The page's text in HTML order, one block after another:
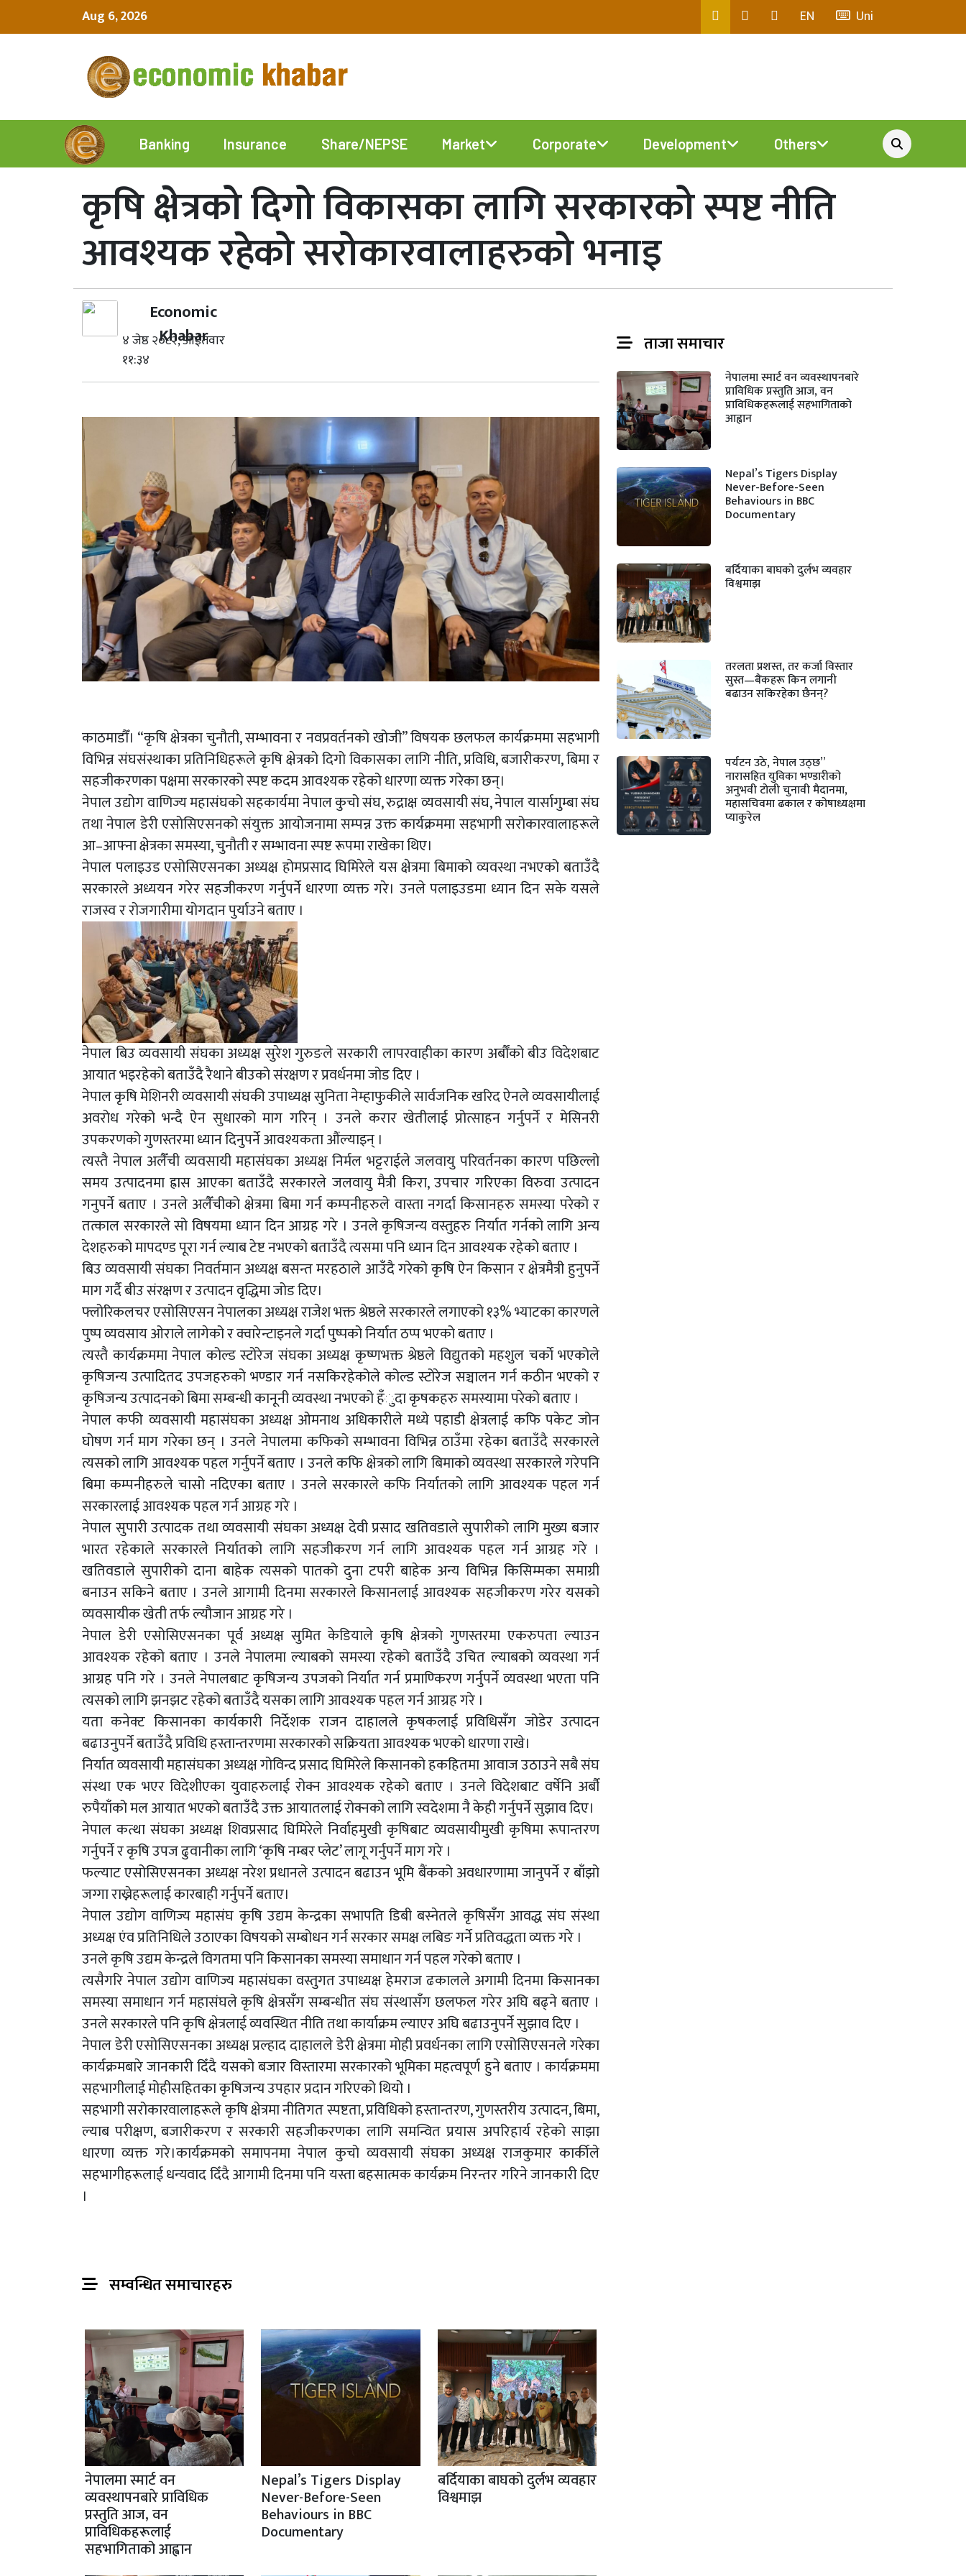
Aug 6, 2026 EN Uni
Banking Insurance Share/NEPSE Market Corporate Development Others
कृषि क्षेत्रको दिगो विकासका लागि सरकारको स्पष्ट नीति
आवश्यक रहेको सरोकारवालाहरुको भनाइ
Economic
Khabar
४ जेष्ठ २०८२, आईतवार
११:३४
काठमाडौँ। “कृषि क्षेत्रका चुनौती, सम्भावना र नवप्रवर्तनको खोजी” विषयक छलफल कार्यक्रममा सहभागी
विभिन्न संघसंस्थाका प्रतिनिधिहरूले कृषि क्षेत्रको दिगो विकासका लागि नीति, प्रविधि, बजारीकरण, बिमा र
सहजीकरणका पक्षमा सरकारको स्पष्ट कदम आवश्यक रहेको धारणा व्यक्त गरेका छन्।
नेपाल उद्योग वाणिज्य महासंघको सहकार्यमा नेपाल कुचो संघ, रुद्राक्ष व्यवसायी संघ, नेपाल यार्सागुम्बा संघ
तथा नेपाल डेरी एसोसिएसनको संयुक्त आयोजनामा सम्पन्न उक्त कार्यक्रममा सहभागी सरोकारवालाहरूले
आ–आफ्ना क्षेत्रका समस्या, चुनौती र सम्भावना स्पष्ट रूपमा राखेका थिए।
नेपाल पलाइउड एसोसिएसनका अध्यक्ष होमप्रसाद घिमिरेले यस क्षेत्रमा बिमाको व्यवस्था नभएको बताउँदै
सरकारले अध्ययन गरेर सहजीकरण गर्नुपर्ने धारणा व्यक्त गरे। उनले पलाइउडमा ध्यान दिन सके यसले
राजस्व र रोजगारीमा योगदान पुर्याउने बताए ।
नेपाल बिउ व्यवसायी संघका अध्यक्ष सुरेश गुरुङले सरकारी लापरवाहीका कारण अर्बौंको बीउ विदेशबाट
आयात भइरहेको बताउँदै रैथाने बीउको संरक्षण र प्रवर्धनमा जोड दिए ।
नेपाल कृषि मेशिनरी व्यवसायी संघकी उपाध्यक्ष सुनिता नेम्हाफुकीले सार्वजनिक खरिद ऐनले व्यवसायीलाई
अवरोध गरेको भन्दै ऐन सुधारको माग गरिन् । उनले करार खेतीलाई प्रोत्साहन गर्नुपर्ने र मेसिनरी
उपकरणको गुणस्तरमा ध्यान दिनुपर्ने आवश्यकता औंल्याइन् ।
त्यस्तै नेपाल अलैँची व्यवसायी महासंघका अध्यक्ष निर्मल भट्टराईले जलवायु परिवर्तनका कारण पछिल्लो
समय उत्पादनमा ह्रास आएका बताउँदै सरकारले जलवायु मैत्री किरा, उपचार गरिएका विरुवा उत्पादन
गनुपर्ने बताए । उनले अलैँचीको क्षेत्रमा बिमा गर्न कम्पनीहरुले वास्ता नगर्दा किसानहरु समस्या परेको र
तत्काल सरकारले सो विषयमा ध्यान दिन आग्रह गरे । उनले कृषिजन्य वस्तुहरु निर्यात गर्नको लागि अन्य
देशहरुको मापदण्ड पूरा गर्न ल्याब टेष्ट नभएको बताउँदै त्यसमा पनि ध्यान दिन आवश्यक रहेको बताए ।
बिउ व्यवसायी संघका निवर्तमान अध्यक्ष बसन्त मरहठाले आउँदै गरेको कृषि ऐन किसान र क्षेत्रमैत्री हुनुपर्ने
माग गर्दै बीउ संरक्षण र उत्पादन वृद्धिमा जोड दिए।
फ्लोरिकलचर एसोसिएसन नेपालका अध्यक्ष राजेश भक्त श्रेष्ठले सरकारले लगाएको १३% भ्याटका कारणले
पुष्प व्यवसाय ओराले लागेको र क्वारेन्टाइनले गर्दा पुष्पको निर्यात ठप्प भएको बताए ।
त्यस्तै कार्यक्रममा नेपाल कोल्ड स्टोरेज संघका अध्यक्ष कृष्णभक्त श्रेष्ठले विद्युतको महशुल चर्काे भएकोले
कृषिजन्य उत्पादितद उपजहरुको भण्डार गर्न नसकिरहेकोले कोल्ड स्टोरेज सञ्चालन गर्न कठीन भएको र
कृषिजन्य उत्पादनको बिमा सम्बन्धी कानूनी व्यवस्था नभएको हँुदा कृषकहरु समस्यामा परेको बताए ।
नेपाल कफी व्यवसायी महासंघका अध्यक्ष ओमनाथ अधिकारीले मध्ये पहाडी क्षेत्रलाई कफि पकेट जोन
घोषण गर्न माग गरेका छन् । उनले नेपालमा कफिको सम्भावना विभिन्न ठाउँमा रहेका बताउँदै सरकारले
त्यसको लागि आवश्यक पहल गर्नुपर्ने बताए । उनले कफि क्षेत्रको लागि बिमाको व्यवस्था सरकारले गरेपनि
बिमा कम्पनीहरुले चासो नदिएका बताए । उनले सरकारले कफि निर्यातको लागि आवश्यक पहल गर्न
सरकारलाई आवश्यक पहल गर्न आग्रह गरे ।
नेपाल सुपारी उत्पादक तथा व्यवसायी संघका अध्यक्ष देवी प्रसाद खतिवडाले सुपारीको लागि मुख्य बजार
भारत रहेकाले सरकारले निर्यातको लागि सहजीकरण गर्न लागि आवश्यक पहल गर्न आग्रह गरे ।
खतिवडाले सुपारीको दाना बाहेक त्यसको पातको दुना टपरी बाहेक अन्य विभिन्न किसिम्मका समाग्री
बनाउन सकिने बताए । उनले आगामी दिनमा सरकारले किसानलाई आवश्यक सहजीकरण गरेर यसको
व्यवसायीक खेती तर्फ ल्यौजान आग्रह गरे ।
नेपाल डेरी एसोसिएसनका पूर्व अध्यक्ष सुमित केडियाले कृषि क्षेत्रको गुणस्तरमा एकरुपता ल्याउन
आवश्यक रहेको बताए । उनले नेपालमा ल्याबको समस्या रहेको बताउँदै उचित ल्याबको व्यवस्था गर्न
आग्रह पनि गरे । उनले नेपालबाट कृषिजन्य उपजको निर्यात गर्न प्रमाण्किरण गर्नुपर्ने व्यवस्था भएता पनि
त्यसको लागि झनझट रहेको बताउँदै यसका लागि आवश्यक पहल गर्न आग्रह गरे ।
यता कनेक्ट किसानका कार्यकारी निर्देशक राजन दाहालले कृषकलाई प्रविधिसँग जोडेर उत्पादन
बढाउनुपर्ने बताउँदै प्रविधि हस्तान्तरणमा सरकारको सक्रियता आवश्यक भएको धारणा राखे।
निर्यात व्यवसायी महासंघका अध्यक्ष गोविन्द प्रसाद घिमिरेले किसानको हकहितमा आवाज उठाउने सबै संघ
संस्था एक भएर विदेशीएका युवाहरुलाई रोक्न आवश्यक रहेको बताए । उनले विदेशबाट वर्षेनि अर्बौ
रुपैयाँको मल आयात भएको बताउँदै उक्त आयातलाई रोक्नको लागि स्वदेशमा नै केही गर्नुपर्ने सुझाव दिए।
नेपाल कत्था संघका अध्यक्ष शिवप्रसाद घिमिरेले निर्वाहमुखी कृषिबाट व्यवसायीमुखी कृषिमा रूपान्तरण
गर्नुपर्ने र कृषि उपज ढुवानीका लागि ‘कृषि नम्बर प्लेट’ लागू गर्नुपर्ने माग गरे ।
फल्याट एसोसिएसनका अध्यक्ष नरेश प्रधानले उत्पादन बढाउन भूमि बैंकको अवधारणामा जानुपर्ने र बाँझो
जग्गा राख्नेहरूलाई कारबाही गर्नुपर्ने बताए।
नेपाल उद्योग वाणिज्य महासंघ कृषि उद्यम केन्द्रका सभापति डिबी बस्नेतले कृषिसँग आवद्ध संघ संस्था
अध्यक्ष एंव प्रतिनिधिले उठाएका विषयको सम्बोधन गर्न सरकार समक्ष लबिङ गर्ने प्रतिवद्धता व्यक्त गरे ।
उनले कृषि उद्यम केन्द्रले विगतमा पनि किसानका समस्या समाधान गर्न पहल गरेको बताए ।
त्यसैगरि नेपाल उद्योग वाणिज्य महासंघका वस्तुगत उपाध्यक्ष हेमराज ढकालले अगामी दिनमा किसानका
समस्या समाधान गर्न महासंघले कृषि क्षेत्रसँग सम्बन्धीत संघ संस्थासँग छलफल गरेर अघि बढ्ने बताए ।
उनले सरकारले पनि कृषि क्षेत्रलाई व्यवस्थित नीति तथा कार्याक्रम ल्याएर अघि बढाउनुपर्ने सुझाव दिए ।
नेपाल डेरी एसोसिएसनका अध्यक्ष प्रल्हाद दाहालले डेरी क्षेत्रमा मोही प्रवर्धनका लागि एसोसिएसनले गरेका
कार्यक्रमबारे जानकारी दिँदै यसको बजार विस्तारमा सरकारको भूमिका महत्वपूर्ण हुने बताए । कार्यक्रममा
सहभागीलाई मोहीसहितका कृषिजन्य उपहार प्रदान गरिएको थियो ।
सहभागी सरोकारवालाहरूले कृषि क्षेत्रमा नीतिगत स्पष्टता, प्रविधिको हस्तान्तरण, गुणस्तरीय उत्पादन, बिमा,
ल्याब परीक्षण, बजारीकरण र सरकारी सहजीकरणका लागि समन्वित प्रयास अपरिहार्य रहेको साझा
धारणा व्यक्त गरे।कार्यक्रमको समापनमा नेपाल कुचो व्यवसायी संघका अध्यक्ष राजकुमार कार्कीले
सहभागीहरूलाई धन्यवाद दिँदै आगामी दिनमा पनि यस्ता बहसात्मक कार्यक्रम निरन्तर गरिने जानकारी दिए
।
सम्वन्धित समाचारहरु
नेपालमा स्मार्ट वन
व्यवस्थापनबारे प्राविधिक
प्रस्तुति आज, वन
प्राविधिकहरूलाई
सहभागिताको आह्वान
Nepal’s Tigers Display
Never-Before-Seen
Behaviours in BBC
Documentary
बर्दियाका बाघको दुर्लभ व्यवहार
विश्वमाझ
ताजा समाचार
नेपालमा स्मार्ट वन व्यवस्थापनबारे
प्राविधिक प्रस्तुति आज, वन
प्राविधिकहरूलाई सहभागिताको
आह्वान
Nepal’s Tigers Display
Never-Before-Seen
Behaviours in BBC
Documentary
बर्दियाका बाघको दुर्लभ व्यवहार
विश्वमाझ
तरलता प्रशस्त, तर कर्जा विस्तार
सुस्त—बैंकहरू किन लगानी
बढाउन सकिरहेका छैनन्?
पर्यटन उठे, नेपाल उठ्छ”
नारासहित युविका भण्डारीको
अनुभवी टोली चुनावी मैदानमा,
महासचिवमा ढकाल र कोषाध्यक्षमा
प्याकुरेल